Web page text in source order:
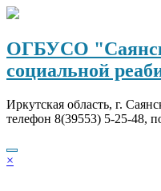
Перейти
содержимому
ОГБУСО
социальной
Иркутская область, г.
телефон 8(39553) 5-25-48,
×